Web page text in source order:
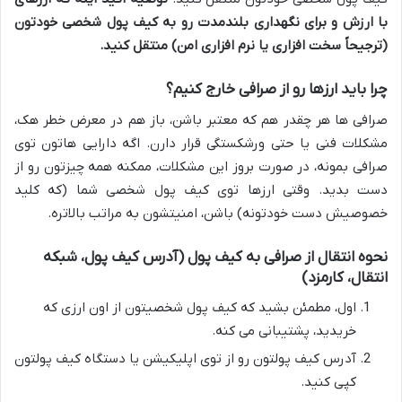
با ارزش و برای نگهداری بلندمدت رو به کیف پول شخصی خودتون
(ترجیحاً سخت افزاری یا نرم افزاری امن) منتقل کنید.
چرا باید ارزها رو از صرافی خارج کنیم؟
صرافی ها هر چقدر هم که معتبر باشن، باز هم در معرض خطر هک،
مشکلات فنی یا حتی ورشکستگی قرار دارن. اگه دارایی هاتون توی
صرافی بمونه، در صورت بروز این مشکلات، ممکنه همه چیزتون رو از
دست بدید. وقتی ارزها توی کیف پول شخصی شما (که کلید
خصوصیش دست خودتونه) باشن، امنیتشون به مراتب بالاتره.
نحوه انتقال از صرافی به کیف پول (آدرس کیف پول، شبکه
انتقال، کارمزد)
اول، مطمئن بشید که کیف پول شخصیتون از اون ارزی که
خریدید، پشتیبانی می کنه.
آدرس کیف پولتون رو از توی اپلیکیشن یا دستگاه کیف پولتون
کپی کنید.